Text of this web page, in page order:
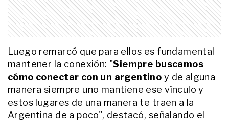
Luego remarcó que para ellos es fundamental
mantener la conexión: "Siempre buscamos
cómo conectar con un argentino y de alguna
manera siempre uno mantiene ese vínculo y
estos lugares de una manera te traen a la
Argentina de a poco", destacó, señalando el
mates con Lionel Scaloni
INTIMOS
Nati Jota, entre la intimidad de su
tercer Mundial y la "historia de
amor frustrada" que inspiró su
segundo libro: "Siento que a
alguien le hará bien leerla"
ENTRETENIMIENTO
"Me desperté del coma decidida a
vivir": Karina Gao patea el tablero
y se va a dar la vuelta al mundo en
familia